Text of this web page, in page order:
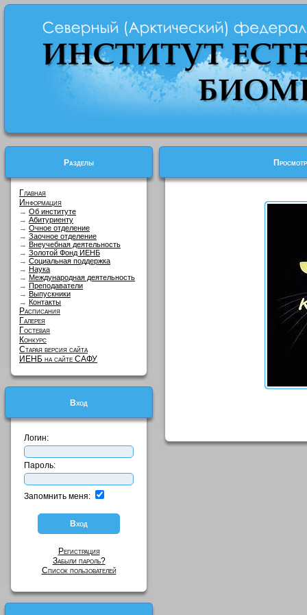
Разделы
Главная
Информация
→ Об институте
→ Абитуриенту
→ Очное отделение
→ Заочное отделение
→ Внеучебная деятельность
→ Золотой Фонд ИЕНБ
→ Социальная поддержка
→ Наука
→ Международная деятельность
→ Преподаватели
→ Выпускники
→ Контакты
Расписания
Галерея
Гостевая
Конкурс
Старая версия сайта
ИЕНБ на сайте САФУ
Вход
Логин:
Пароль:
Запомнить меня:
Регистрация
Забыли пароль?
Список пользователей